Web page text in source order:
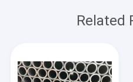
Related